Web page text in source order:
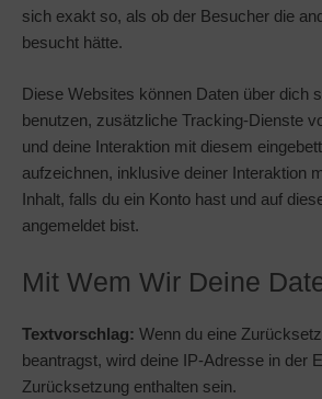
sich exakt so, als ob der Besucher die
besucht hätte.
Diese Websites können Daten über dich
benutzen, zusätzliche Tracking-Dienste
und deine Interaktion mit diesem
aufzeichnen, inklusive deiner Interaktion
Inhalt, falls du ein Konto hast und auf
angemeldet bist.
Mit Wem Wir Deine
Textvorschlag: Wenn du eine
beantragst, wird deine IP-Adresse in der
Zurücksetzung enthalten sein.